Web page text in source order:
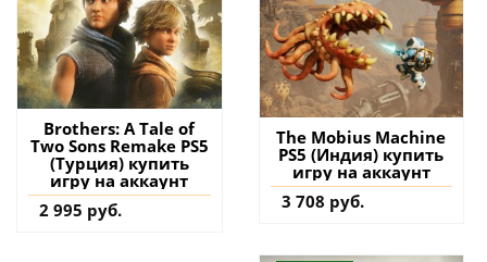
Brothers: A Tale of
Two Sons Remake PS5
(Турция) купить
игру на аккаунт
2 995 руб.
The Mobius Machine
PS5 (Индия) купить
игру на аккаунт
3 708 руб.